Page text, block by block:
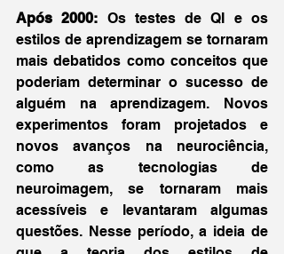
Após 2000: Os testes de QI e os
estilos de aprendizagem se tornaram
mais debatidos como conceitos que
poderiam determinar o sucesso de
alguém na aprendizagem. Novos
experimentos foram projetados e
novos avanços na neurociência,
como as tecnologias de
neuroimagem, se tornaram mais
acessíveis e levantaram algumas
questões. Nesse período, a ideia de